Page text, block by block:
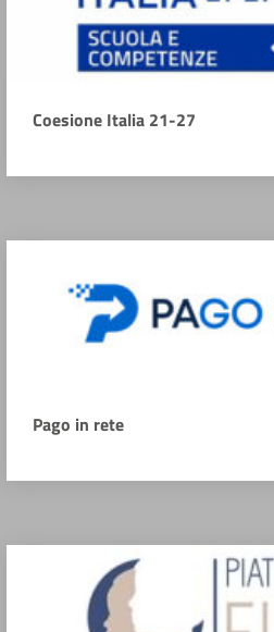
Coesione Italia 21-27
Pago in rete